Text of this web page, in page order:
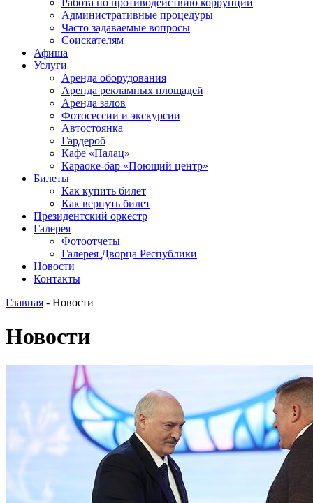
Работа по противодействию коррупции
Административные процедуры
Часто задаваемые вопросы
Соискателям
Афиша
Услуги
Аренда оборудования
Аренда рекламных площадей
Аренда залов
Фотосессии и экскурсии
Автостоянка
Гардероб
Кафе «Палац»
Караоке-бар «Поющий центр»
Билеты
Как купить билет
Как вернуть билет
Президентский оркестр
Галерея
Фотоотчеты
Галерея Дворца Республики
Новости
Контакты
Главная - Новости
Новости